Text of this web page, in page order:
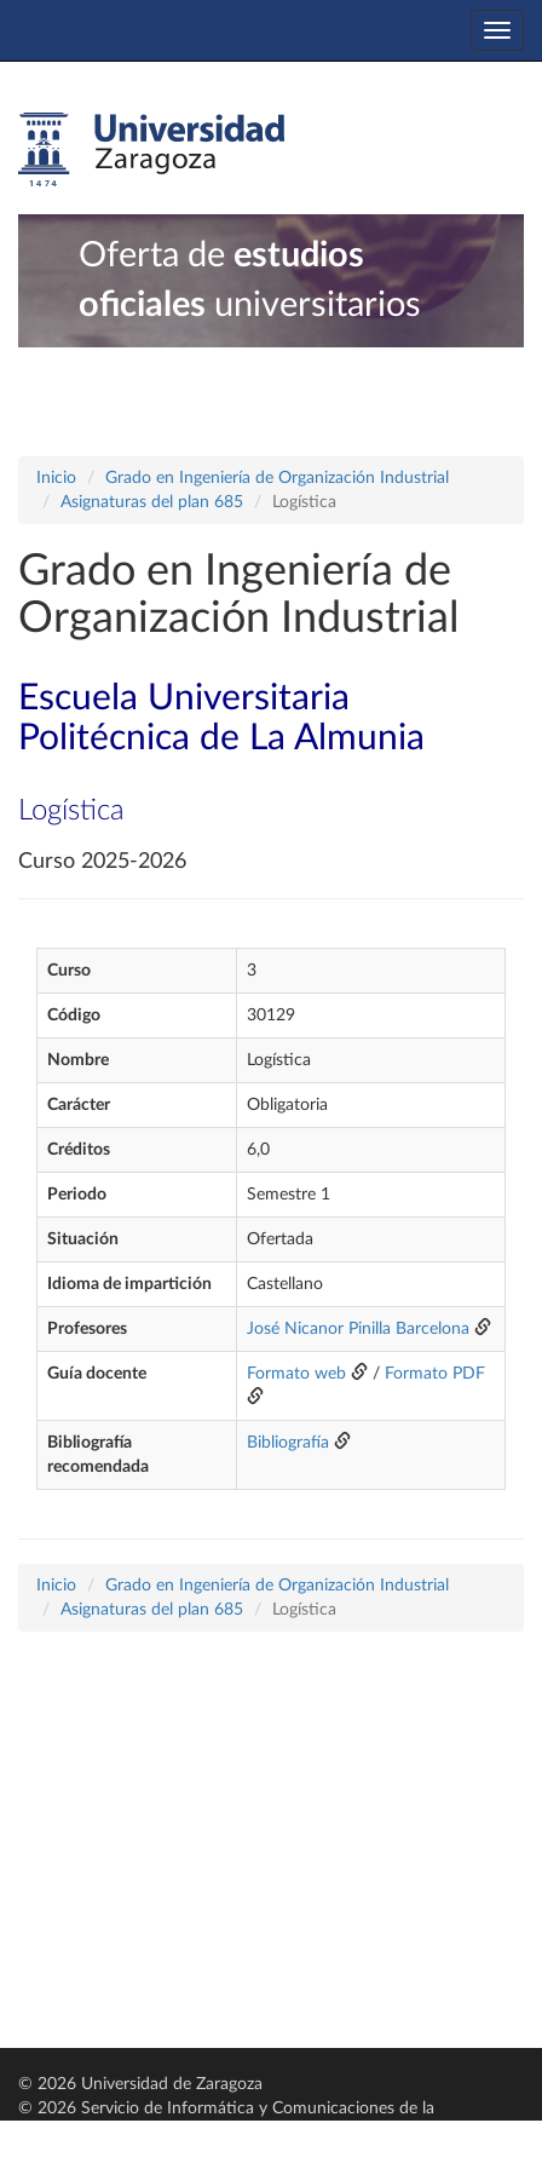
Oferta de estudios
oficiales universitarios
Inicio
Grado en Ingeniería de Organización Industrial
Asignaturas del plan 685
Logística
Grado en Ingeniería de
Organización Industrial
Escuela Universitaria
Politécnica de La Almunia
Logística
Curso 2025-2026
Curso 3
Código 30129
Nombre Logística
Carácter Obligatoria
Créditos 6,0
Periodo Semestre 1
Situación Ofertada
Idioma de impartición Castellano
Profesores José Nicanor Pinilla Barcelona
Guía docente Formato web / Formato PDF
Bibliografía
recomendada
Bibliografía
Inicio
Grado en Ingeniería de Organización Industrial
Asignaturas del plan 685
Logística
© 2026 Universidad de Zaragoza
© 2026 Servicio de Informática y Comunicaciones de la